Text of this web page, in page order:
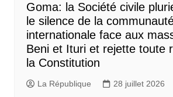
Goma: la Société civile
le silence de la
internationale face aux
Beni et Ituri et rejette toute
la Constitution
La République 28 juillet 2026